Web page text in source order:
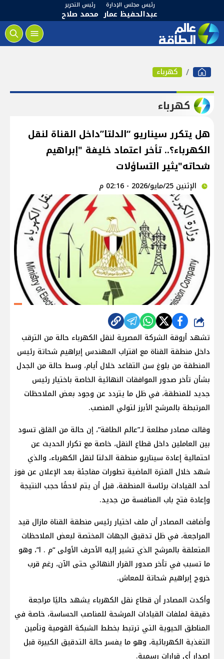
رئيس مجلس الإدارة
عبدالحفيظ عمار
رئيس التحرير
محمد صلاح
كهرباء
كهرباء
هل يتكرر سيناريو “الدلتا”داخل القناة لنقل
الكهرباء؟.. تأخر اعتماد خليفة "إبراهيم
شحاته"يثير التساؤلات
الإثنين 25/مايو/2026 - 02:16 م
شارك
تشهد أروقة الشركة المصرية لنقل الكهرباء حالة من الترقب
داخل منطقة القناة مع اقتراب المهندس إبراهيم شحاتة رئيس
المنطقة من بلوغ سن التقاعد خلال أيام، وسط حالة من الجدل
بشأن تأخر صدور الموافقات النهائية الخاصة باختيار رئيس
جديد للمنطقة، في ظل ما يتردد عن وجود بعض الملاحظات
المرتبطة بالمرشح الأبرز لتولي المنصب.
وقالت مصادر مطلعة لـ”عالم الطاقة”، إن حالة من القلق تسود
بين العاملين داخل قطاع النقل، خاصة مع تكرار الحديث عن
احتمالية إعادة سيناريو منطقة الدلتا لنقل الكهرباء، والذي
شهد خلال الفترة الماضية تطورات مفاجئة بعد الإعلان عن فوز
أحد القيادات برئاسة المنطقة، قبل أن يتم لاحقًا حجب النتيجة
وإعادة فتح باب المنافسة من جديد.
وأضافت المصادر أن ملف اختيار رئيس منطقة القناة مازال قيد
المراجعة، في ظل تدقيق الجهات المختصة لبعض الملاحظات
المتعلقة بالمرشح الذي تشير إليه الأحرف الأولى “م . ا”، وهو
ما تسبب في تأخر صدور القرار النهائي حتى الآن، رغم قرب
خروج إبراهيم شحاتة للمعاش.
وأكدت المصادر أن قطاع نقل الكهرباء يشهد حاليًا مراجعة
دقيقة لملفات القيادات المرشحة للمناصب الحساسة، خاصة في
المناطق الحيوية التي ترتبط بخطط الشبكة القومية وتأمين
التغذية الكهربائية، وهو ما يفسر حالة التدقيق الكبيرة قبل
إصدار أي قرارات رسمية.